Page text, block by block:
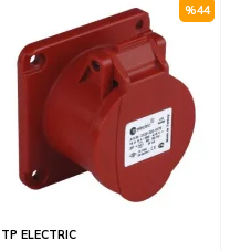
%44
TP ELECTRIC